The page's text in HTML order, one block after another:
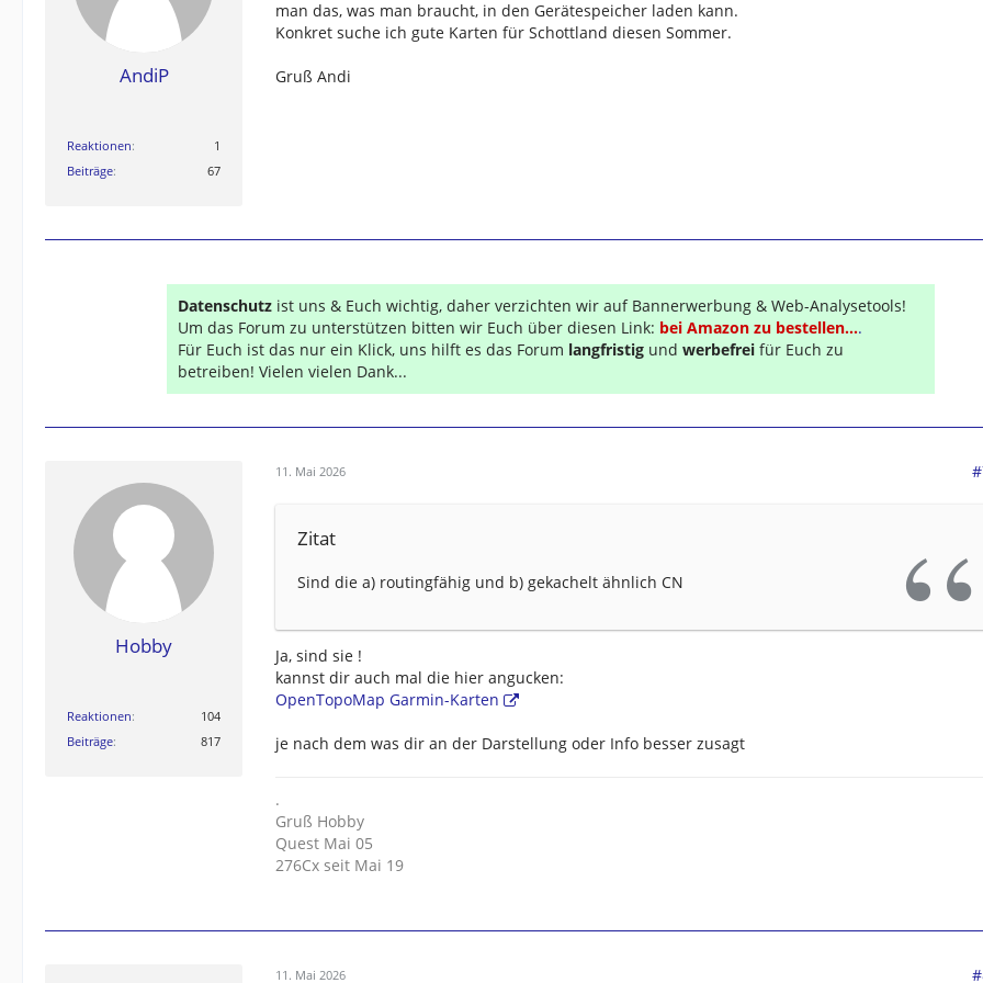
AndiP
Reaktionen
1
Beiträge
67
man das, was man braucht, in den Gerätespeicher laden kann.
Konkret suche ich gute Karten für Schottland diesen Sommer.
Gruß Andi
Datenschutz ist uns & Euch wichtig, daher verzichten wir auf Bannerwerbung & Web-Analysetools!
Um das Forum zu unterstützen bitten wir Euch über diesen Link: bei Amazon zu bestellen....
Für Euch ist das nur ein Klick, uns hilft es das Forum langfristig und werbefrei für Euch zu
betreiben! Vielen vielen Dank...
Hobby
Reaktionen
104
Beiträge
817
11. Mai 2026
Zitat
Sind die a) routingfähig und b) gekachelt ähnlich CN
Ja, sind sie !
kannst dir auch mal die hier angucken:
OpenTopoMap Garmin-Karten
je nach dem was dir an der Darstellung oder Info besser zusagt
.
Gruß Hobby
Quest Mai 05
276Cx seit Mai 19
11. Mai 2026